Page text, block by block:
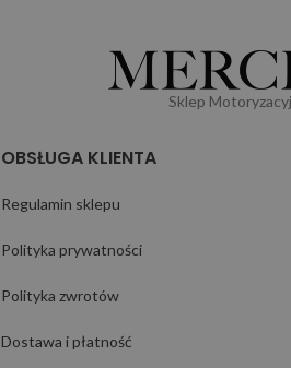
Sklep
OBSŁUGA KLIENTA
Regulamin sklepu
Polityka prywatności
Polityka zwrotów
Dostawa i płatność